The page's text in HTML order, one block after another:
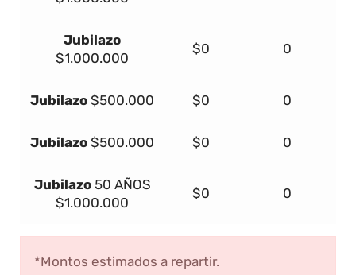
Jubilazo
$1.000.000
$0 0
Jubilazo $500.000 $0 0
Jubilazo $500.000 $0 0
Jubilazo50 AÑOS
$1.000.000
$0 0
*Montos estimados a repartir.